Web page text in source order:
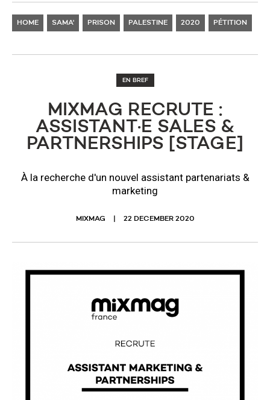
HOME SAMA' PRISON PALESTINE 2020 PÉTITION
EN BREF
MIXMAG RECRUTE :
ASSISTANT·E SALES &
PARTNERSHIPS [STAGE]
À la recherche d'un nouvel assistant partenariats &
marketing
MIXMAG 22 DECEMBER 2020